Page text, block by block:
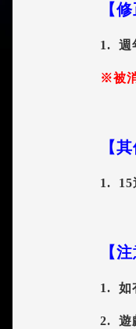
【
1. 週
※被
【
1.
【
1. 如
2. 遊